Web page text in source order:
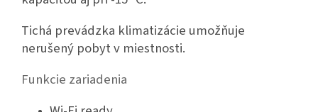
Tichá prevádzka klimatizácie umožňuje
nerušený pobyt v miestnosti.
Funkcie zariadenia